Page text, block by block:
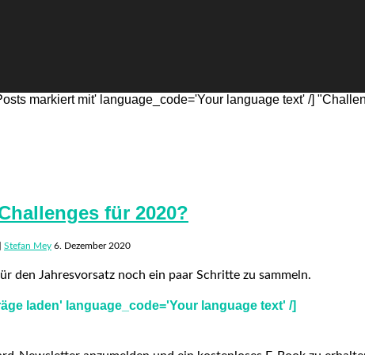
markiert mit' language_code='Your language text' /]
für 2020?
Stefan Mey 6. Dezember 2020
den Jahresvorsatz noch ein paar Schritte zu sammeln.
laden' language_code='Your language text' /]